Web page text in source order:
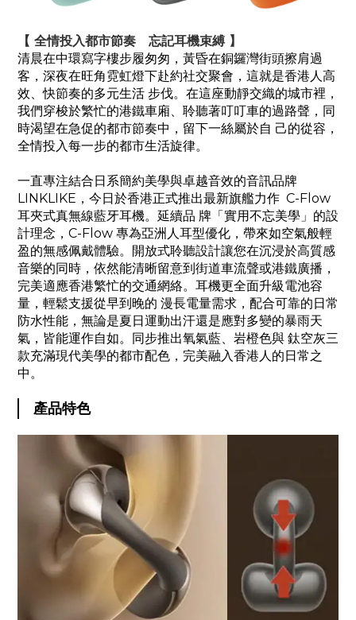
【 全情投入都市節奏 忘記耳機束縛 】
清晨在中環寫字樓步履匆匆，黃昏在銅鑼灣街頭擦肩過
客，深夜在旺角霓虹燈下赴約社交聚會，這就是香港人高
效、快節奏的多元生活 步伐。在這座動靜交織的城市裡，
我們穿梭於繁忙的港鐵車廂、聆聽著叮叮車的過路聲，同
時渴望在急促的都市節奏中，留下一絲屬於自 己的從容，
全情投入每一步的都市生活旋律。
一直專注結合日系簡約美學與卓越音效的音訊品牌
LINKLIKE，今日於香港正式推出最新旗艦力作 C-Flow
耳夾式真無線藍牙耳機。延續品 牌「實用不忘美學」的設
計理念，C-Flow 專為亞洲人耳型優化，帶來如空氣般輕
盈的無感佩戴體驗。開放式聆聽設計讓您在沉浸於高質感
音樂的同時，依然能清晰留意到街道車流聲或港鐵廣播，
完美適應香港繁忙的交通網絡。耳機更全面升級電池容
量，輕鬆支援從早到晚的 漫長電量需求，配合可靠的日常
防水性能，無論是夏日運動出汗還是應對多變的暴雨天
氣，皆能運作自如。同步推出氧氣藍、岩橙色與 鈦空灰三
款充滿現代美學的都市配色，完美融入香港人的日常之
中。
產品特色